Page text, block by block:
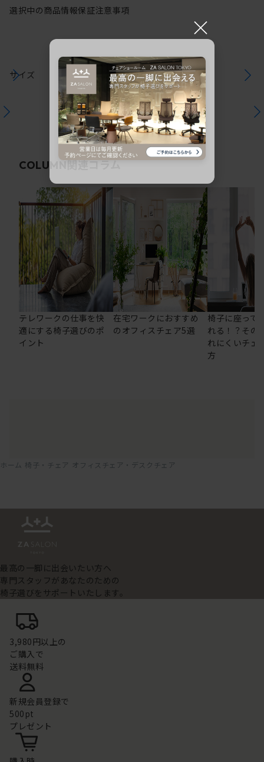
選択中の商品情報保証注意事項
サイズ
COLUMN 関連コラム
テレワークの仕事を快
適にする椅子選びのポ
イント
在宅ワークにおすすめ
のオフィスチェア5選
椅子に座って
れる！？その
れにくいチェ
方
ホーム 椅子・チェア オフィスチェア・デスクチェア
最高の一脚に出会いたい方へ
専門スタッフがあなたのための
椅子選びをサポートいたします。
3,980円以上の
ご購入で
送料無料
新規会員登録で
500pt
プレゼント
×